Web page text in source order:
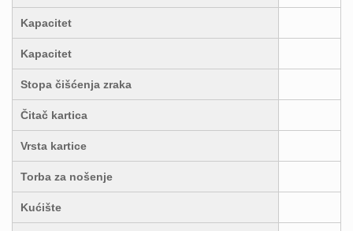
Kapacitet
Kapacitet
Stopa čišćenja zraka
Čitač kartica
Vrsta kartice
Torba za nošenje
Kućište